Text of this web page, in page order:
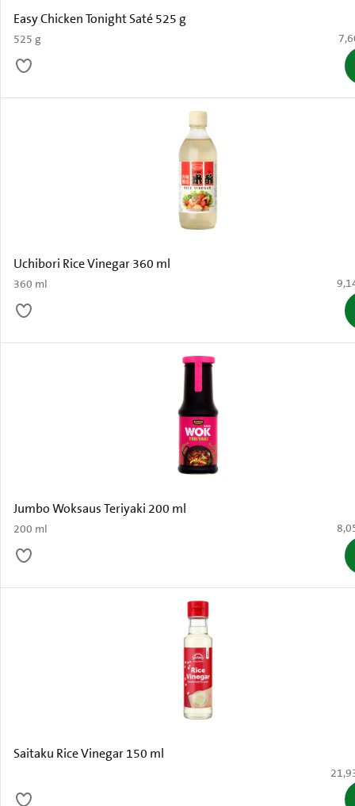
Easy Chicken Tonight Saté 525 g
525 g €
Uchibori Rice Vinegar 360 ml
360 ml €
Jumbo Woksaus Teriyaki 200 ml
200 ml €
Saitaku Rice Vinegar 150 ml
€